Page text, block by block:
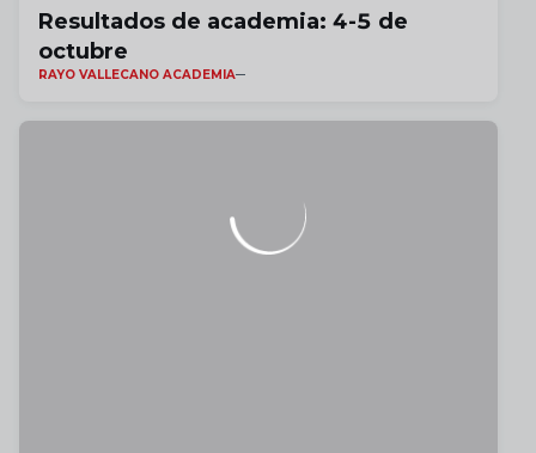
Resultados de academia: 4-5 de
octubre
RAYO VALLECANO ACADEMIA